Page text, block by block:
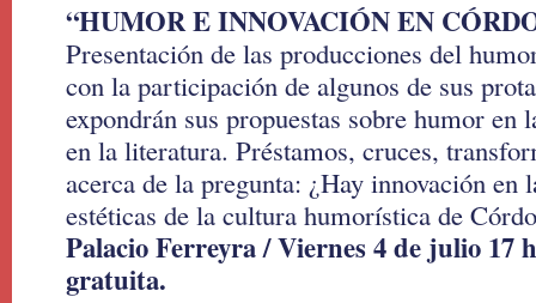
“HUMOR E INNOVACIÓN EN
Presentación de las producciones del
con la participación de algunos de sus
expondrán sus propuestas sobre humor en
en la literatura. Préstamos, cruces,
acerca de la pregunta: ¿Hay innovación en
estéticas de la cultura humorística de
Palacio Ferreyra / Viernes 4 de julio 17
gratuita.